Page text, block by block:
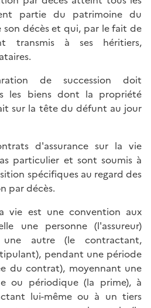
partie du patrimoine du
décès et qui, par le fait de
transmis à ses héritiers,
de succession doit
les biens dont la propriété
sur la tête du défunt au jour
d'assurance sur la vie
particulier et sont soumis à
spécifiques au regard des
par décès.
vie est une convention aux
une personne (l'assureur)
une autre (le contractant,
pendant une période
du contrat), moyennant une
ou périodique (la prime), à
lui-même ou à un tiers